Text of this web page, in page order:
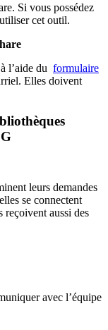
Si vous possédez
cet outil.
l’aide du formulaire
Elles doivent
leurs demandes
se connectent
reçoivent aussi des
avec l’équipe